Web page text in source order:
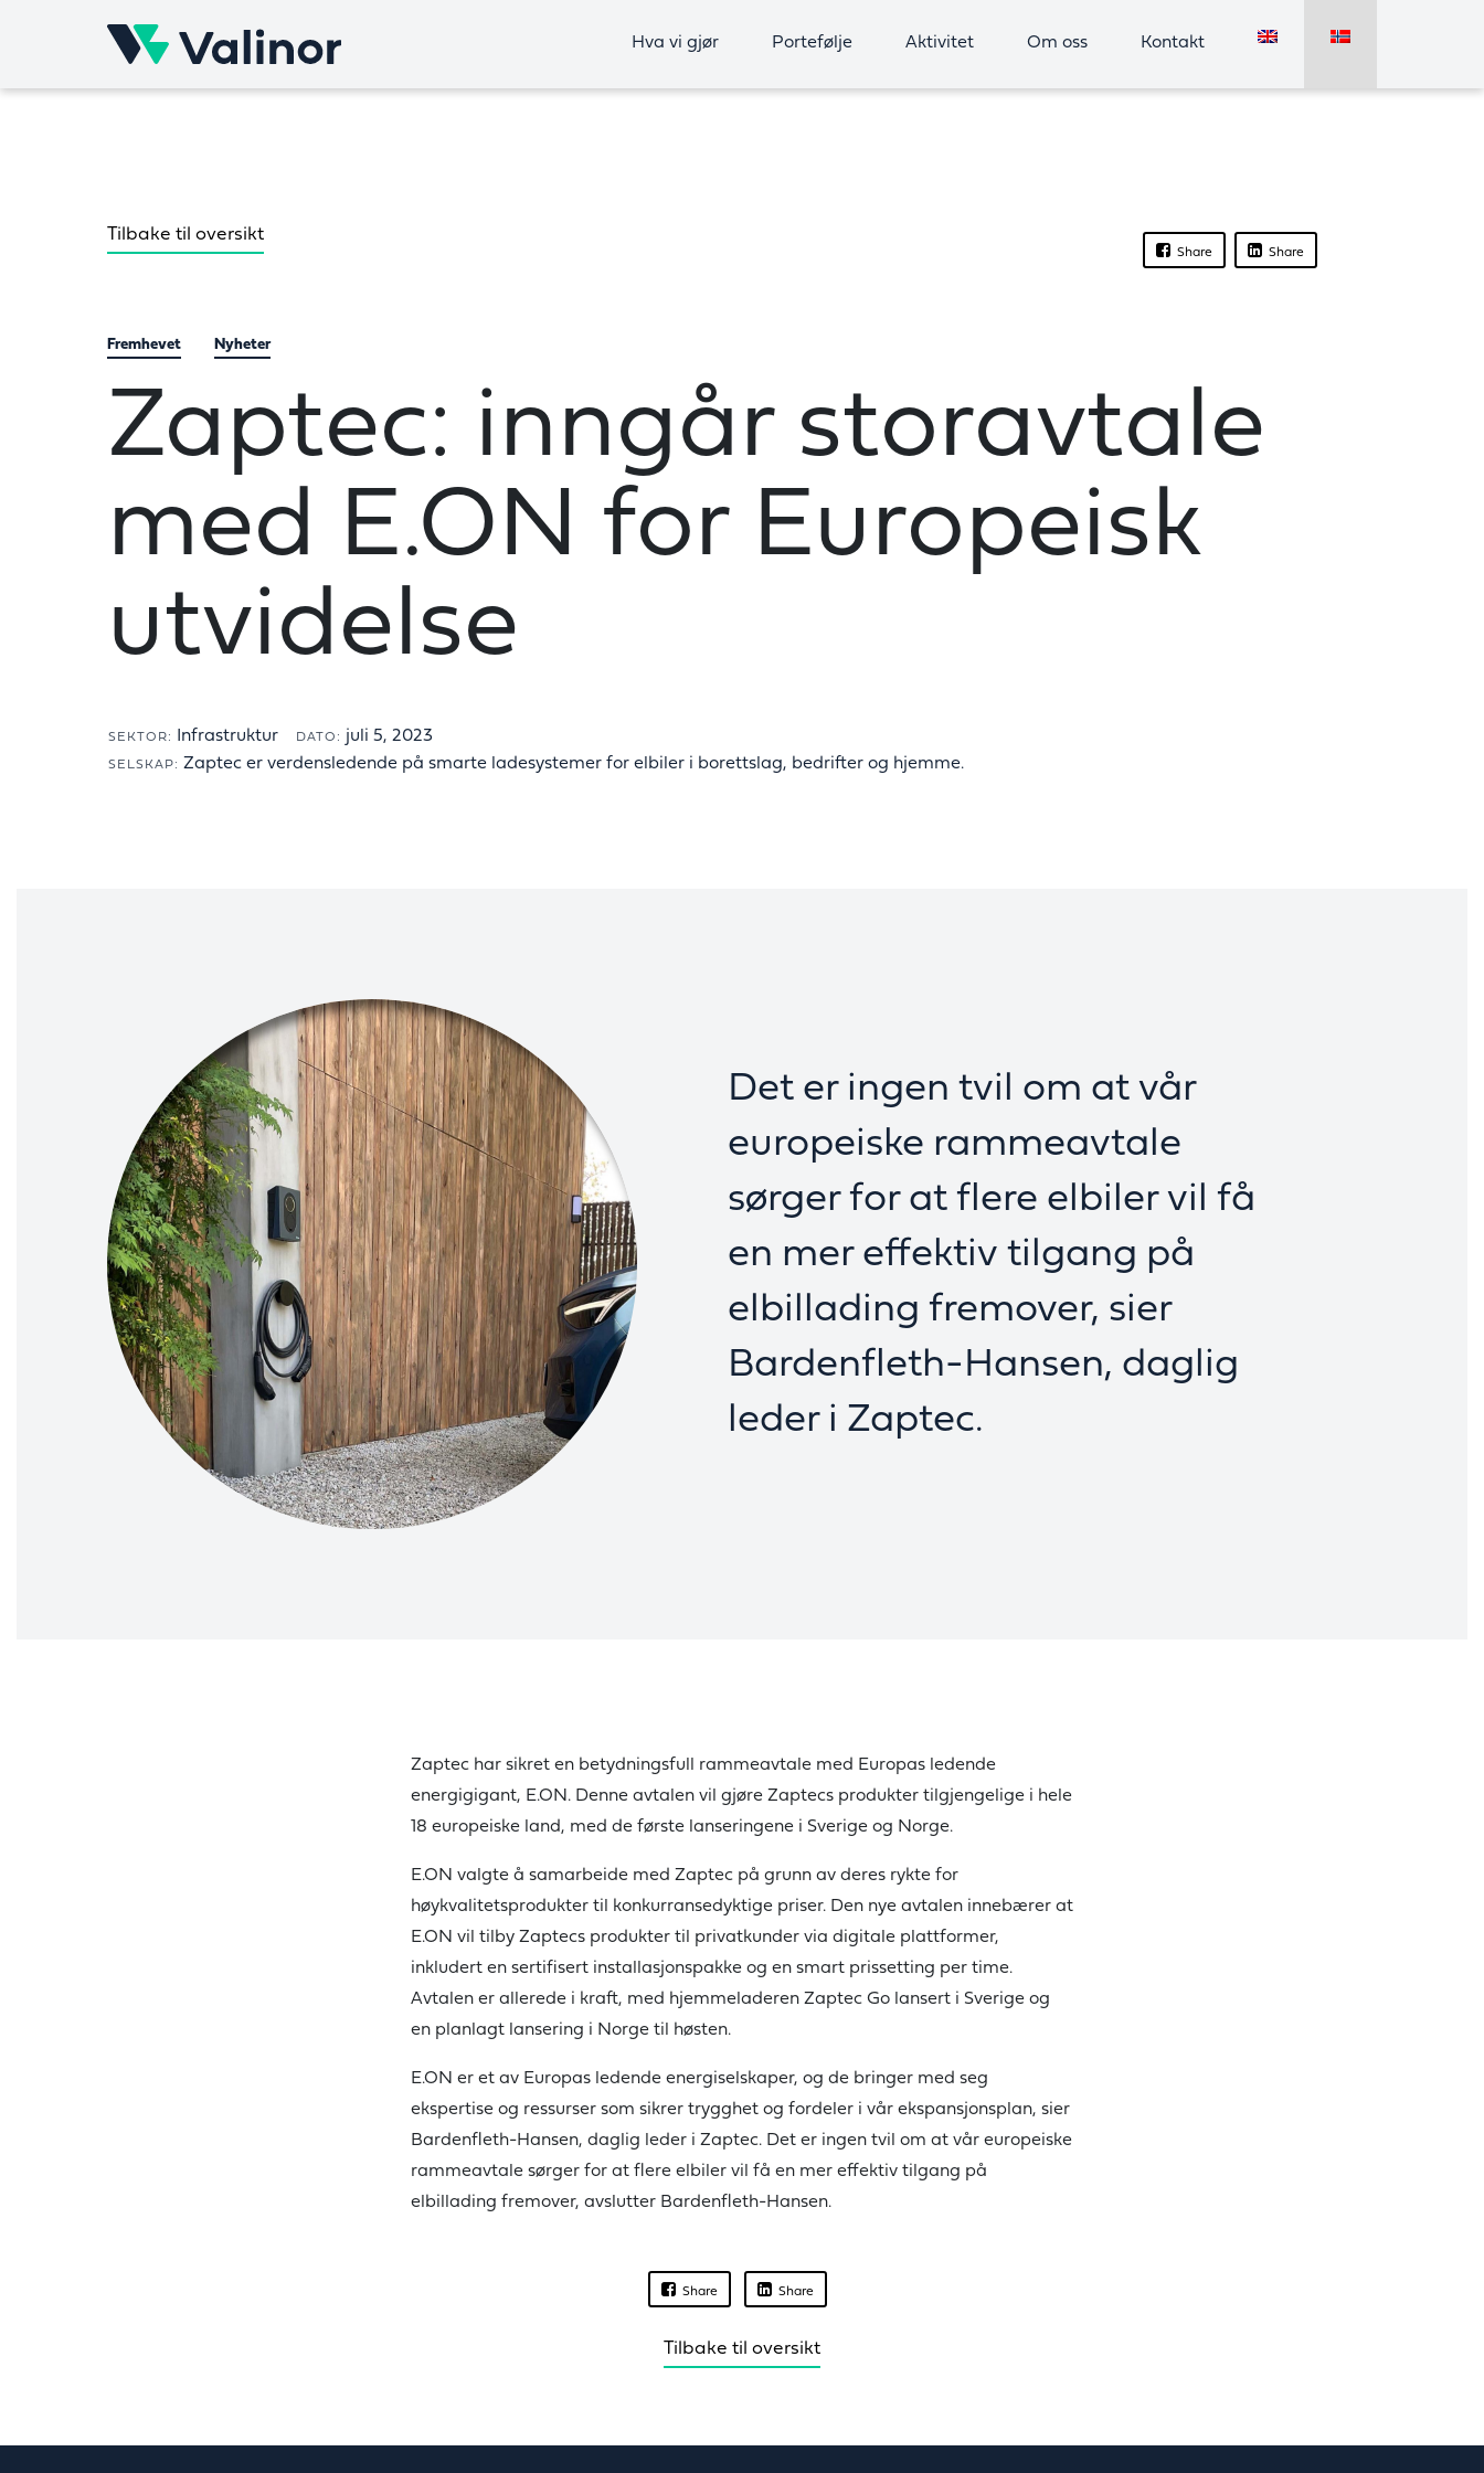
Hva vi gjør Portefølje Aktivitet Om oss Kontakt
Share Share
Tilbake til oversikt
Fremhevet Nyheter
Zaptec: inngår storavtale
med E.ON for Europeisk
utvidelse
SEKTOR: Infrastruktur DATO: juli 5, 2023
SELSKAP: Zaptec er verdensledende på smarte ladesystemer for elbiler i borettslag, bedrifter og hjemme.
Det er ingen tvil om at vår
europeiske rammeavtale
sørger for at flere elbiler vil få
en mer effektiv tilgang på
elbillading fremover, sier
Bardenfleth-Hansen, daglig
leder i Zaptec.
Zaptec har sikret en betydningsfull rammeavtale med Europas ledende
energigigant, E.ON. Denne avtalen vil gjøre Zaptecs produkter tilgjengelige i hele
18 europeiske land, med de første lanseringene i Sverige og Norge.
E.ON valgte å samarbeide med Zaptec på grunn av deres rykte for
høykvalitetsprodukter til konkurransedyktige priser. Den nye avtalen innebærer at
E.ON vil tilby Zaptecs produkter til privatkunder via digitale plattformer,
inkludert en sertifisert installasjonspakke og en smart prissetting per time.
Avtalen er allerede i kraft, med hjemmeladeren Zaptec Go lansert i Sverige og
en planlagt lansering i Norge til høsten.
E.ON er et av Europas ledende energiselskaper, og de bringer med seg
ekspertise og ressurser som sikrer trygghet og fordeler i vår ekspansjonsplan, sier
Bardenfleth-Hansen, daglig leder i Zaptec. Det er ingen tvil om at vår europeiske
rammeavtale sørger for at flere elbiler vil få en mer effektiv tilgang på
elbillading fremover, avslutter Bardenfleth-Hansen.
Share Share
Tilbake til oversikt